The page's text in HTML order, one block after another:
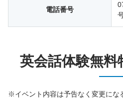
電話番号
英会話体験無料
※イベント内容は予告なく変更にな